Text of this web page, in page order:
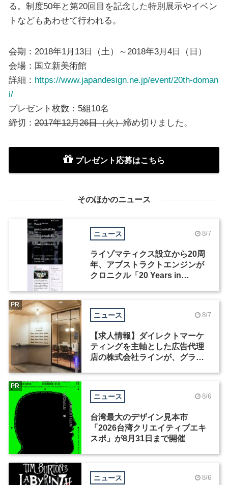
る。制度50年と第20回目を記念した特別展示やイベン
トなどもあわせて行われる。
会期：2018年1月13日（土）～2018年3月4日（日）
会場：国立新美術館
詳細： https://www.japandesign.ne.jp/event/20th-doman
i/
プレゼント枚数：5組10名
締切：2017年12月26日（火）締め切りました。
プレゼント応募はこちら
そのほかのニュース
ニュース 8/7
ライゾマティクス設立から20周
年、アブストラクトエンジンが
クロニクル「20 Years in
ニュース 8/7
【求人情報】ダイレクトマーケ
ティングを主軸とした広告代理
店の株式会社ラインが、グラフ
PR
ニュース 8/6
台湾最大のデザイン見本市
「2026台湾クリエイティブエキ
スポ」が8月31日まで開催
PR
ニュース 8/6